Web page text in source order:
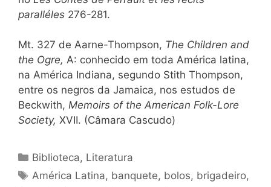
paralléles 276-281.
Mt. 327 de Aarne-Thompson, The Children and
the Ogre, A: conhecido em toda América latina,
na América Indiana, segundo Stith Thompson,
entre os negros da Jamaica, nos estudos de
Beckwith, Memoirs of the American Folk-Lore
Society, XVII. (Câmara Cascudo)
Categorias
Biblioteca, Literatura
Tags
América Latina, banquete, bolos, brigadeiro,